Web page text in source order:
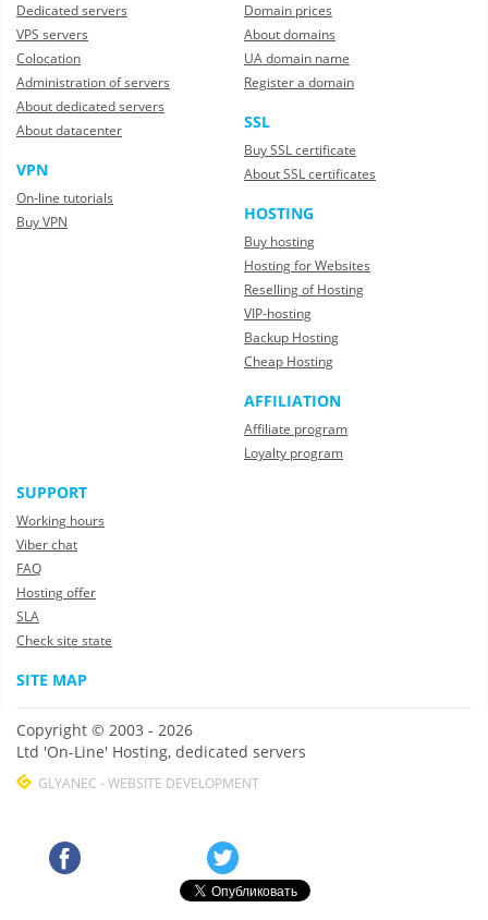
Dedicated servers
VPS servers
Colocation
Administration of servers
About dedicated servers
About datacenter
VPN
On-line tutorials
Buy VPN
Domain prices
About domains
UA domain name
Register a domain
SSL
Buy SSL certificate
About SSL certificates
HOSTING
Buy hosting
Hosting for Websites
Reselling of Hosting
VIP-hosting
Backup Hosting
Cheap Hosting
AFFILIATION
Affiliate program
Loyalty program
SUPPORT
Working hours
Viber chat
FAQ
Hosting offer
SLA
Check site state
SITE MAP
Copyright © 2003 - 2026
Ltd 'On-Line' Hosting, dedicated servers
GLYANEC - WEBSITE DEVELOPMENT